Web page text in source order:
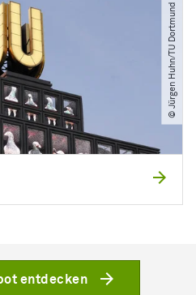
© Jürgen Huhn​/​TU Dortmund
entdecken